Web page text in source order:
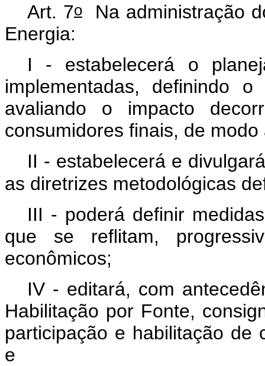
Art. 7o
Na administração
Energia:
I - estabelecerá o
implementadas, definindo
avaliando o impacto
consumidores finais, de
II - estabelecerá e
as diretrizes metodológicas
III - poderá definir
que se reflitam,
econômicos;
IV - editará, com
Habilitação por Fonte,
participação e habilitação de
e